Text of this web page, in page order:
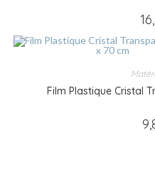
Film Plastique Cristal